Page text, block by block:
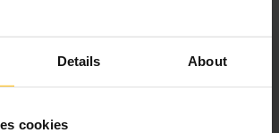
Details About
cookies
DURABLE :
dès maintenant notre flotte
électrique
maintenant notre flotte entièrement